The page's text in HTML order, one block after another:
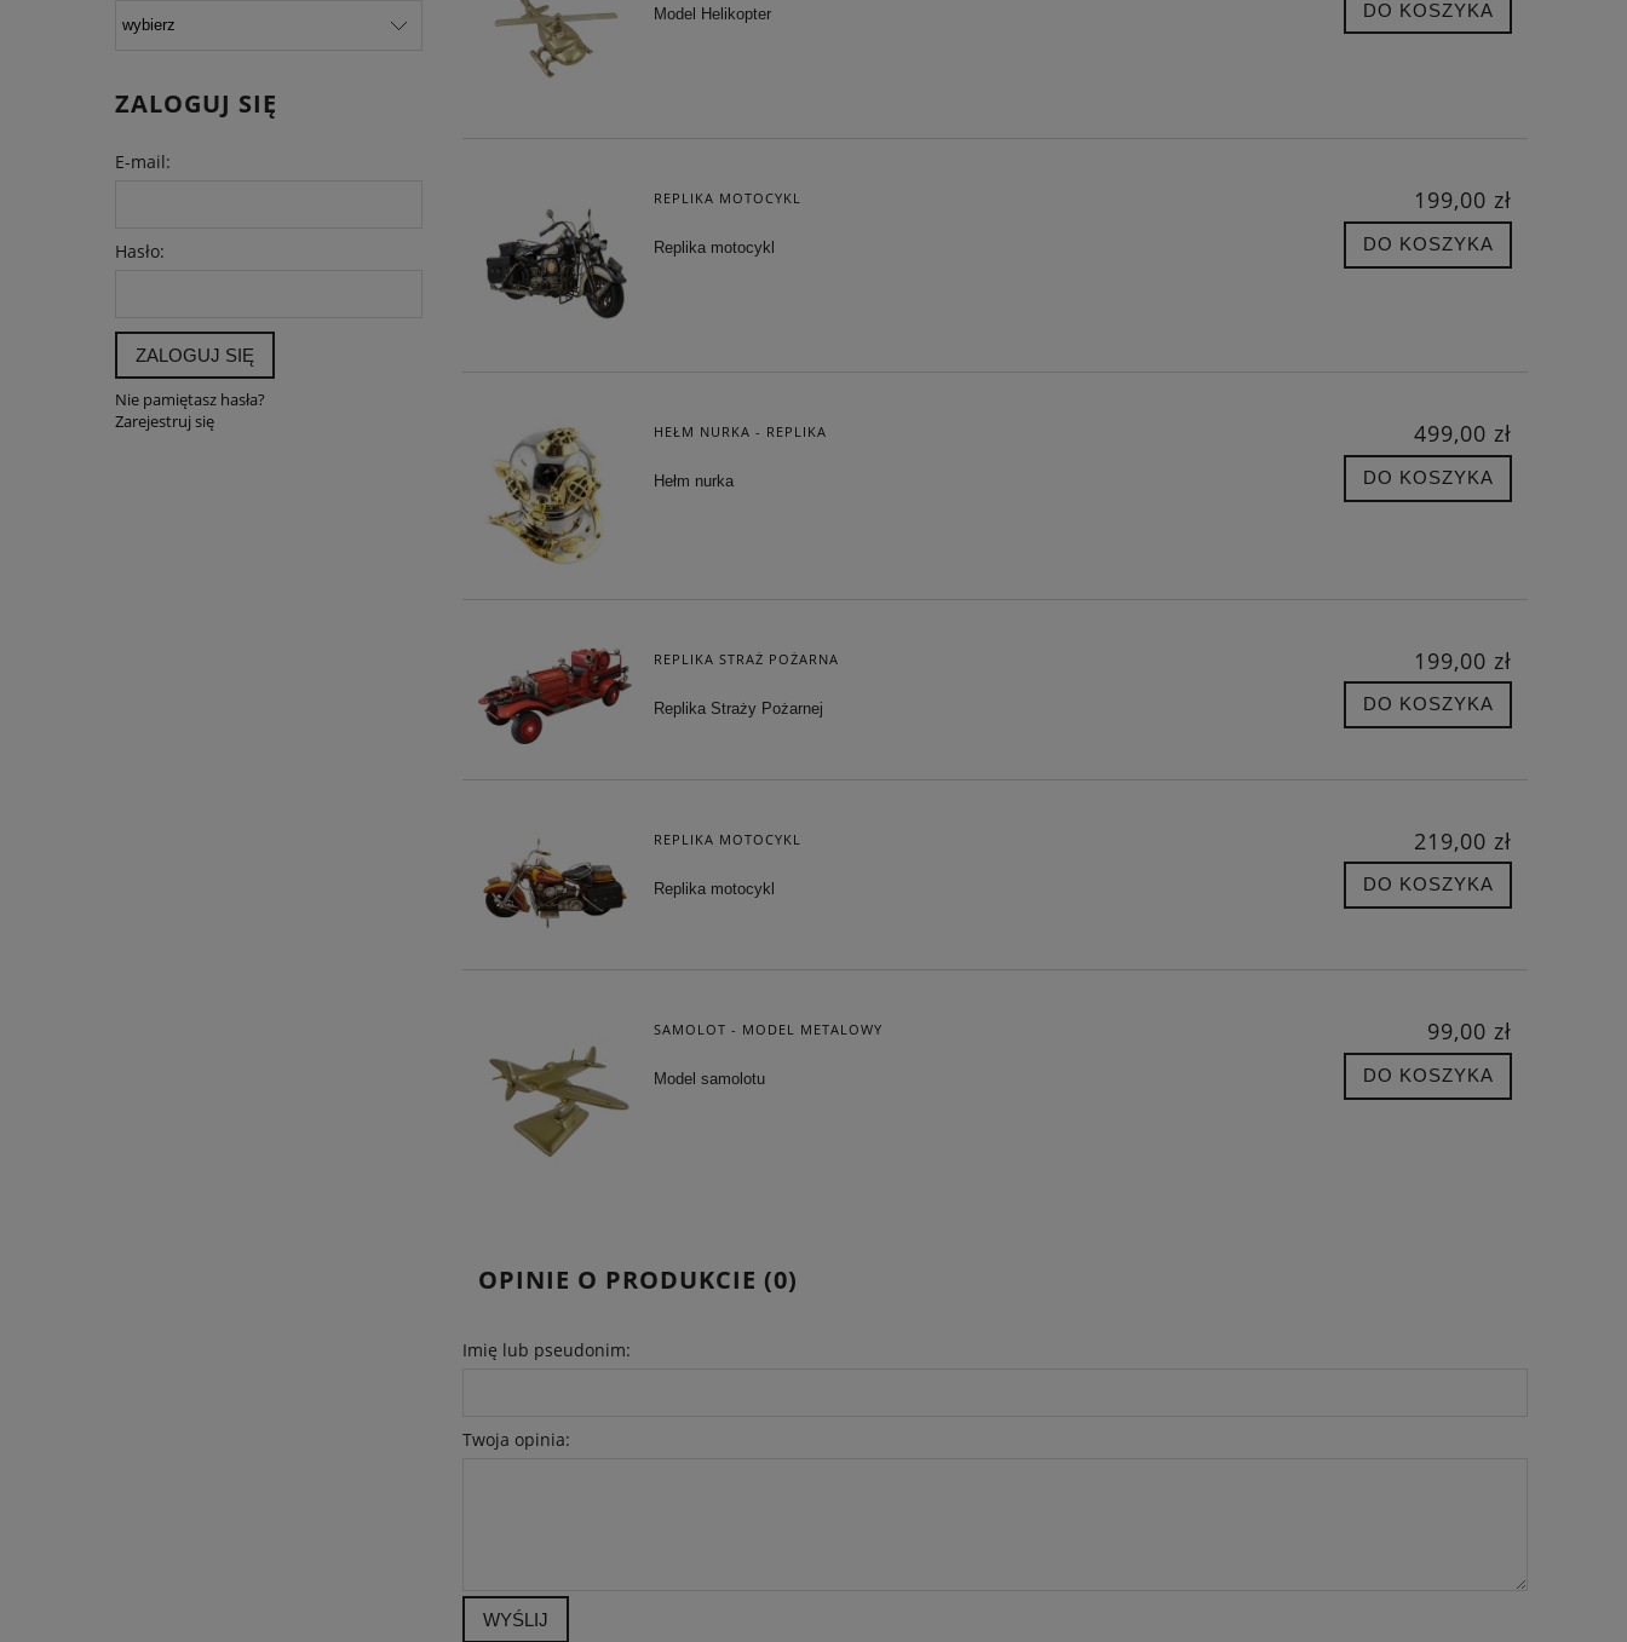
ZALOGUJ SIĘ
E-mail:
Hasło:
ZALOGUJ SIĘ
Nie pamiętasz hasła?
Zarejestruj się
Model Helikopter DO KOSZYKA
REPLIKA MOTOCYKL
Replika motocykl
199,00 zł
DO KOSZYKA
HEŁM NURKA - REPLIKA
Hełm nurka
499,00 zł
DO KOSZYKA
REPLIKA STRAŻ POŻARNA
Replika Straży Pożarnej
199,00 zł
DO KOSZYKA
REPLIKA MOTOCYKL
Replika motocykl
219,00 zł
DO KOSZYKA
SAMOLOT - MODEL METALOWY
Model samolotu
99,00 zł
DO KOSZYKA
OPINIE O PRODUKCIE (0)
Imię lub pseudonim:
Twoja opinia:
WYŚLIJ